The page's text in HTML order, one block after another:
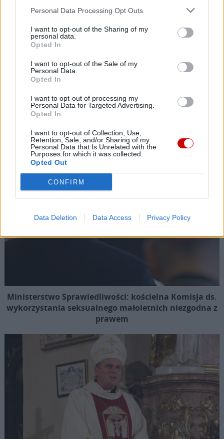
Personal Data Processing Opt Outs
I want to opt-out of the Sharing of my
personal data.
Opted In
I want to opt-out of the Sale of my
Personal Data.
Opted In
I want to opt-out of processing my
Personal Data for Targeted Advertising.
Opted In
I want to opt-out of Collection, Use,
Retention, Sale, and/or Sharing of my
Personal Data that Is Unrelated with the
Purposes for which it was collected.
Opted Out
CONFIRM
Data Deletion Data Access Privacy Policy
Andrzej Lewek: potrzebujemy duszpasterstwa mężczyzn
06 sierpnia 2026 | 09:16
Bp Milewski: Pielgrzymka jest żywym znakiem wiary Kościoła
Popularne
Ministerstwo Sprawiedliwości: kościelna Komisja ds.
wykorzystania seksualnego małoletnich niezgodna z
prawem